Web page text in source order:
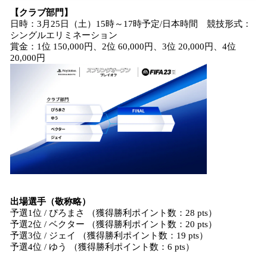
【クラブ部門】
日時：3月25日（土）15時～17時予定/日本時間 競技形式：
シングルエリミネーション
賞金：1位 150,000円、2位 60,000円、3位 20,000円、4位
20,000円
出場選手（敬称略）
予選1位 / ぴろまさ （獲得勝利ポイント数：28 pts）
予選2位 / ベクター （獲得勝利ポイント数：20 pts）
予選3位 / ジェイ （獲得勝利ポイント数：19 pts）
予選4位 / ゆう （獲得勝利ポイント数：6 pts）